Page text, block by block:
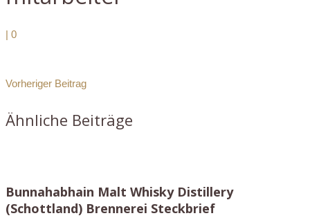
| 0
Vorheriger Beitrag
Ähnliche Beiträge
Bunnahabhain Malt Whisky Distillery
(Schottland) Brennerei Steckbrief